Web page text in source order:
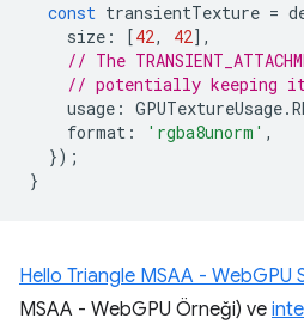
const transientTexture =
size : [42, 42],
// The
// potentially keeping
usage : GPUTextureUsage.
format : 'rgba8unorm' ,
});
}
Hello Triangle MSAA - WebGPU
MSAA - WebGPU Örneği) ve